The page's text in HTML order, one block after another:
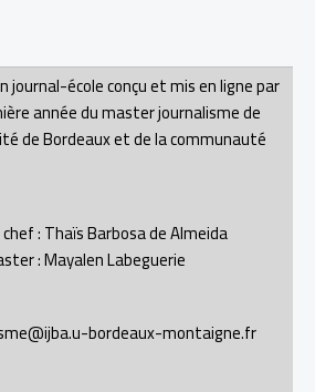
école conçu et mis en ligne par
année du master journalisme de
de Bordeaux et de la communauté
: Thaïs Barbosa de Almeida
: Mayalen Labeguerie
bordeaux-montaigne.fr